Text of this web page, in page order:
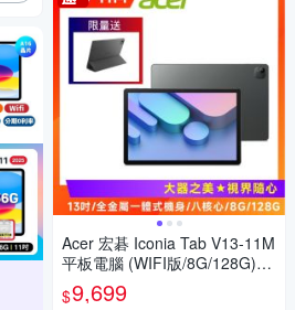
Acer 宏碁 Iconia Tab V13-11M
平板電腦 (WIFI版/8G/128G)-
墨霧綠
$9,699